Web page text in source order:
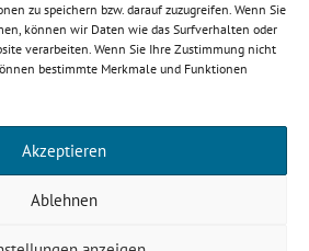
zu speichern bzw. darauf zuzugreifen. Wenn Sie
können wir Daten wie das Surfverhalten oder
verarbeiten. Wenn Sie Ihre Zustimmung nicht
bestimmte Merkmale und Funktionen
Akzeptieren
Ablehnen
· C.-S.-Schmidt-Str. 9 · 56112
von